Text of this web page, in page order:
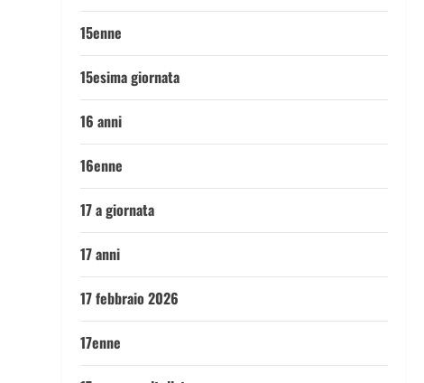
15enne
15esima giornata
16 anni
16enne
17 a giornata
17 anni
17 febbraio 2026
17enne